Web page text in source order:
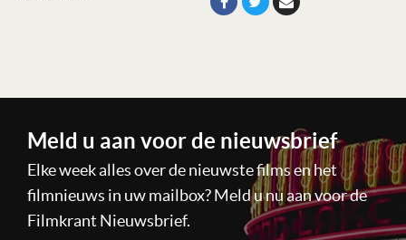
Meld u aan voor de nieuwsbrief
Elke week alles over de nieuwste films en het
filmnieuws in uw mailbox? Meld u nu aan voor de
Filmkrant Nieuwsbrief.